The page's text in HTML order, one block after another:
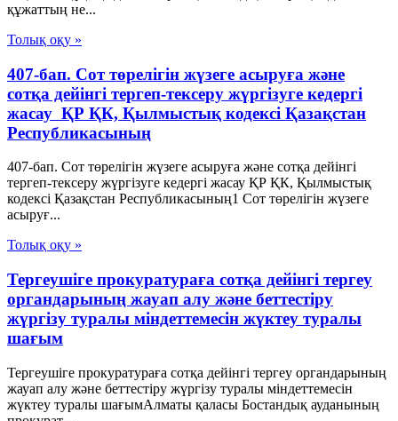
құжаттың не...
Толық оқу »
407-бап. Сот төрелiгiн жүзеге асыруға және
сотқа дейінгі тергеп-тексеру жүргiзуге кедергi
жасау ҚР ҚК, Қылмыстық кодексi Қазақстан
Республикасының
407-бап. Сот төрелiгiн жүзеге асыруға және сотқа дейінгі
тергеп-тексеру жүргiзуге кедергi жасау ҚР ҚК, Қылмыстық
кодексi Қазақстан Республикасының1 Сот төрелiгiн жүзеге
асыруғ...
Толық оқу »
Тергеушіге прокуратураға сотқа дейінгі тергеу
органдарының жауап алу және беттестіру
жүргізу туралы міндеттемесін жүктеу туралы
шағым
Тергеушіге прокуратураға сотқа дейінгі тергеу органдарының
жауап алу және беттестіру жүргізу туралы міндеттемесін
жүктеу туралы шағымАлматы қаласы Бостандық ауданының